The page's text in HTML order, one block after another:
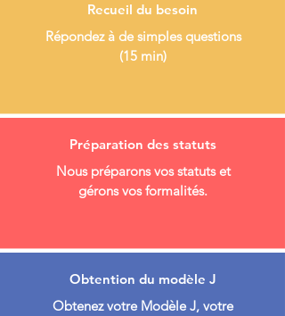
Recueil du besoin
Répondez à de simples questions
(15 min)
Préparation des statuts
Nous préparons vos statuts et
gérons vos formalités.
Obtention du modèle J
Obtenez votre Modèle J, votre